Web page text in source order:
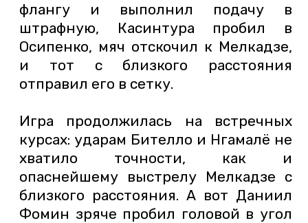
флангу и выполнил подачу в
штрафную, Касинтура пробил в
Осипенко, мяч отскочил к Мелкадзе,
и тот с близкого расстояния
отправил его в сетку.
Игра продолжилась на встречных
курсах: ударам Бителло и Нгамалё не
хватило точности, как и
опаснейшему выстрелу Мелкадзе с
близкого расстояния. А вот Даниил
Фомин зряче пробил головой в угол